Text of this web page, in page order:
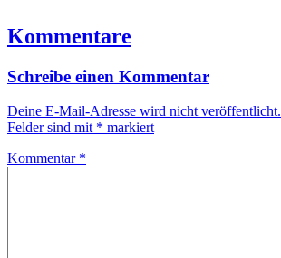
Kommentare
Schreibe einen Kommentar
Deine E-Mail-Adresse wird nicht veröffentlicht.
Felder sind mit * markiert
Kommentar *